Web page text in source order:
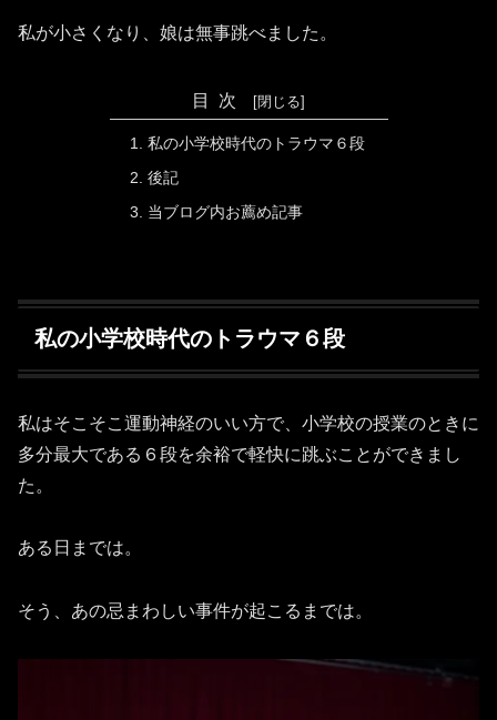
私が小さくなり、娘は無事跳べました。
目次
私の小学校時代のトラウマ６段
後記
当ブログ内お薦め記事
私の小学校時代のトラウマ６段
私はそこそこ運動神経のいい方で、小学校の授業のときに
多分最大である６段を余裕で軽快に跳ぶことができまし
た。
ある日までは。
そう、あの忌まわしい事件が起こるまでは。